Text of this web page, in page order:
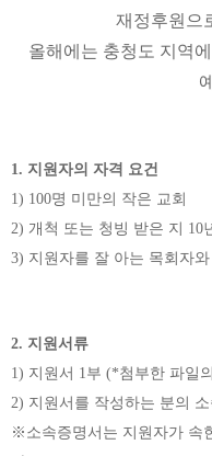
재정후원으
올해에는 충청도 지역
1. 지원자의 자격 요건
1) 100명 미만의 작은 교회
2) 개척 또는 청빙 받은 지 10
3) 지원자를 잘 아는 목회자
2. 지원서류
1) 지원서 1 부 (*첨부한 파일
2) 지원서를 작성하는 분의
※ 소속증명서는 지원자가 속